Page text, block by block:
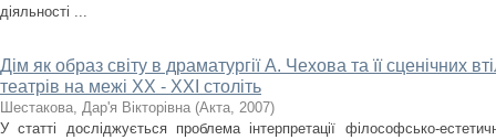
діяльності ...
Дім як образ світу в драматургії А. Чехова та її сценічних
театрів на межі ХХ - ХХІ століть
Шестакова, Дар'я Вікторівна (Акта, 2007)
У статті досліджується проблема інтерпретації філософсько-